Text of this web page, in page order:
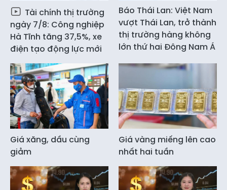
Tài chính thị trường
ngày 7/8: Công nghiệp
Hà Tĩnh tăng 37,5%, xe
điện tạo động lực mới
Báo Thái Lan: Việt Nam
vượt Thái Lan, trở thành
thị trường hàng không
lớn thứ hai Đông Nam Á
Giá xăng, dầu cùng
giảm
Giá vàng miếng lên cao
nhất hai tuần